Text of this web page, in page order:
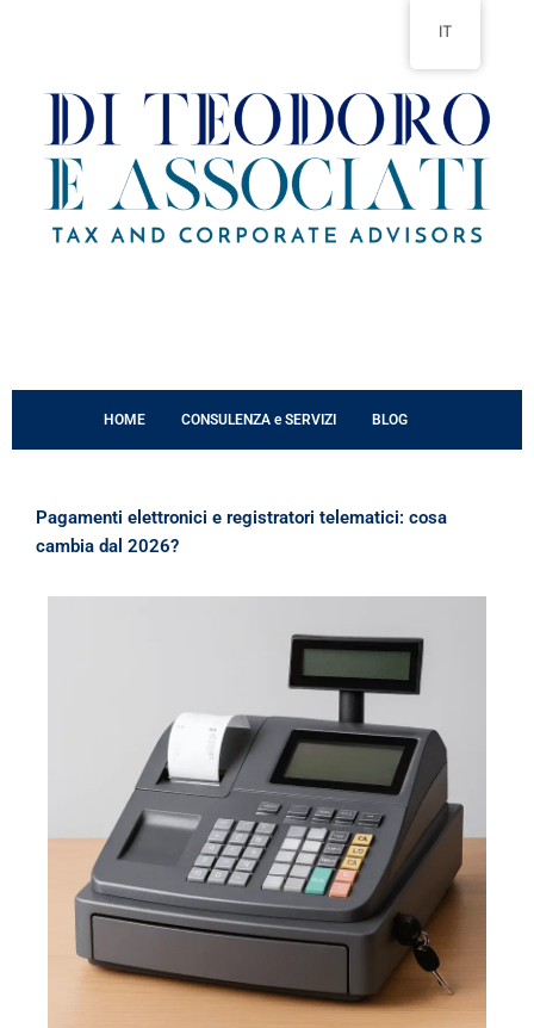
HOME CONSULENZA e SERVIZI BLOG
Pagamenti elettronici e registratori telematici: cosa
cambia dal 2026?
IT